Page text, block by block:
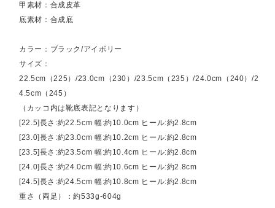
甲素材：合成皮革
底素材：合成底
カラー：ブラック/アイボリー
サイズ：
22.5cm（225）/23.0cm（230）/23.5cm（235）/24.0cm（240）/2
4.5cm（245）
（カッコ内は靴底表記となります）
[22.5]長さ:約22.5cm 幅:約10.0cm ヒール:約2.8cm
[23.0]長さ:約23.0cm 幅:約10.2cm ヒール:約2.8cm
[23.5]長さ:約23.5cm 幅:約10.4cm ヒール:約2.8cm
[24.0]長さ:約24.0cm 幅:約10.6cm ヒール:約2.8cm
[24.5]長さ:約24.5cm 幅:約10.8cm ヒール:約2.8cm
重さ（両足）：約533g-604g